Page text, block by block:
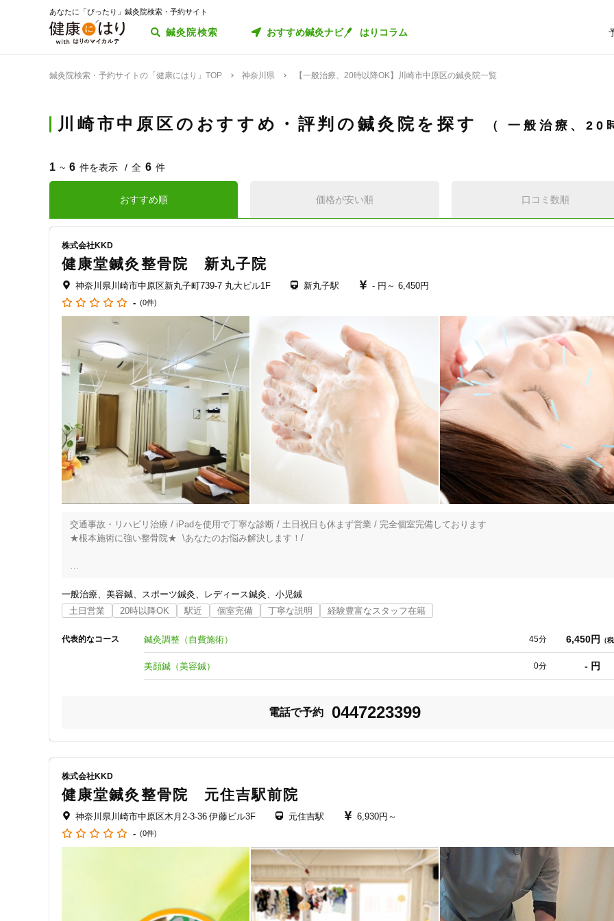
あなたに「ぴったり」鍼灸院検索・予約サイト
鍼灸院検索 おすすめ鍼灸ナビ はりコラム
鍼灸院検索・予約サイトの「健康にはり」TOP 神奈川県 【一般治療、20時以降OK】川崎市中原区の鍼灸院一覧
川崎市中原区のおすすめ・評判の鍼灸院を探す 一般治療、
1 ~ 6 件を表示 全 6 件
おすすめ順 価格が安い順 口コミ数順
株式会社KKD
健康堂鍼灸整骨院 新丸子院
神奈川県川崎市中原区新丸子町739-7 丸大ビル1F 新丸子駅 - 円～ 6,450円
- (0件)
交通事故・リハビリ治療 / iPadを使用で丁寧な診断 / 土日祝日も休まず営業 / 完全個室完備しております
★根本施術に強い整骨院★  \あなたのお悩み解決します！/
～あなたは今、このような事でお悩みではありませんか？～
とにかく痛みを治したい
身体の歪みやバランスで悩んでいる
いろいろなところに行ったが良くならない
スポーツが好きなのでケガをしない身体づくりや メンテナンスをしたい
\当院ではあなたのお悩みを解決する豊富な施術メニューをご用意しております/
当院では10代から80代くらいまで幅広い年齢層の方がお越しいただいてます。
一人一人の症状にしっかり向き合い、丁寧な問診をした上で、施術プランを提供しております。
マッサージや骨格調整、鍼灸調整など患者さんの症状に合わせて施術を行い、お家でもできる自宅ケアや患者さんの症状はもちろん、
抱えている悩みをお聞きして幸せになるための手助けをします。
施術スタッフも国家資格を持ったスタッフですので、安心してお越しいただけます。
一般治療 美容鍼 スポーツ鍼灸 レディース鍼灸
小児鍼
土日営業
20時以降OK 駅近 個室完備 丁寧な説明 経験豊富なスタッフ在籍
代表的なコース 鍼灸調整（自費施術） 45分 6,450円 （
美顔鍼（美容鍼） 0分 - 円
電話で予約 0447223399
株式会社KKD
健康堂鍼灸整骨院 元住吉駅前院
神奈川県川崎市中原区木月2-3-36 伊藤ビル3F 元住吉駅
6,930円～
- (0件)